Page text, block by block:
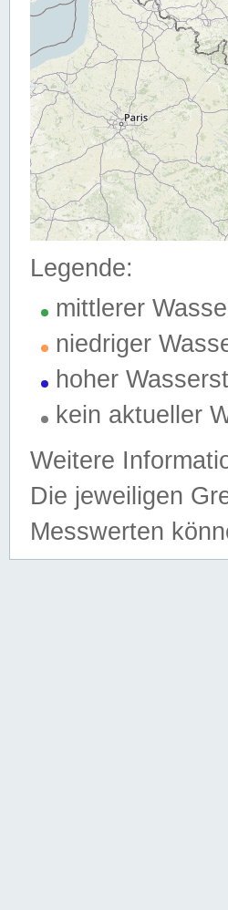
Legende:
mittlerer
niedriger
hoher
kein aktueller
Weitere
Die jeweiligen
Messwerten